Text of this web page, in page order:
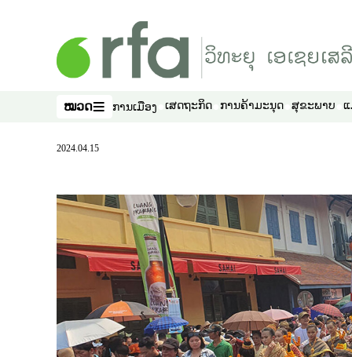
ຂ້າມໄປຍັງເນື້ອຫາຫຼັກ
ໝວດ
ໝວດ ການເມືອງ ເສດຖະກິດ ການຄ້າມະນຸດ ສຸຂະພາບ ແ
2024.04.15